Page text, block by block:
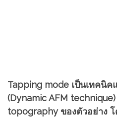
Tapping mode เป็นเทคนิ
(Dynamic AFM
topography ของตัวอย่าง